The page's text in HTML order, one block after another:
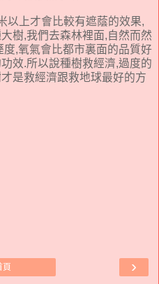
以上才會比較有遮蔭的效果,
樹,我們去森林裡面,自然而然
,氧氣會比都市裏面的品質好
效.所以說種樹救經濟,過度的
是救經濟跟救地球最好的方
›
頁